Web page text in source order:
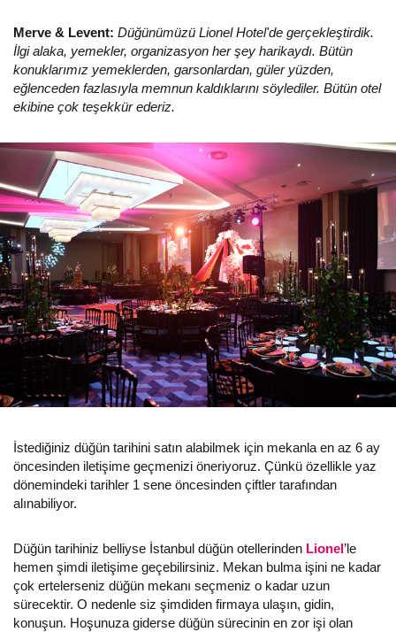
Merve & Levent: Düğünümüzü Lionel Hotel'de gerçekleştirdik.
İlgi alaka, yemekler, organizasyon her şey harikaydı. Bütün
konuklarımız yemeklerden, garsonlardan, güler yüzden,
eğlenceden fazlasıyla memnun kaldıklarını söylediler. Bütün otel
ekibine çok teşekkür ederiz.
İstediğiniz düğün tarihini satın alabilmek için mekanla en az 6 ay
öncesinden iletişime geçmenizi öneriyoruz. Çünkü özellikle yaz
dönemindeki tarihler 1 sene öncesinden çiftler tarafından
alınabiliyor.
Düğün tarihiniz belliyse İstanbul düğün otellerinden Lionel’le
hemen şimdi iletişime geçebilirsiniz. Mekan bulma işini ne kadar
çok ertelerseniz düğün mekanı seçmeniz o kadar uzun
sürecektir. O nedenle siz şimdiden firmaya ulaşın, gidin,
konuşun. Hoşunuza giderse düğün sürecinin en zor işi olan